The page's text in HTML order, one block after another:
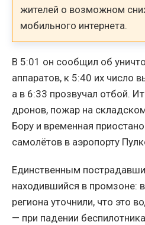
жителей о возможном
мобильного интернета.
В 5:01 он сообщил об
аппаратов, к 5:40 их число
а в 6:33 прозвучал отбой.
дронов, пожар на
Бору и временная
самолётов в аэропорту
Единственным
находившийся в промзоне:
региона уточнили, что это
— при падении